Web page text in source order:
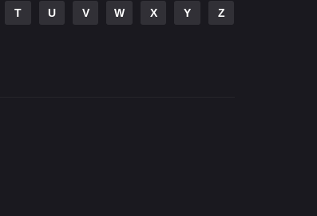
T U V W X Y Z